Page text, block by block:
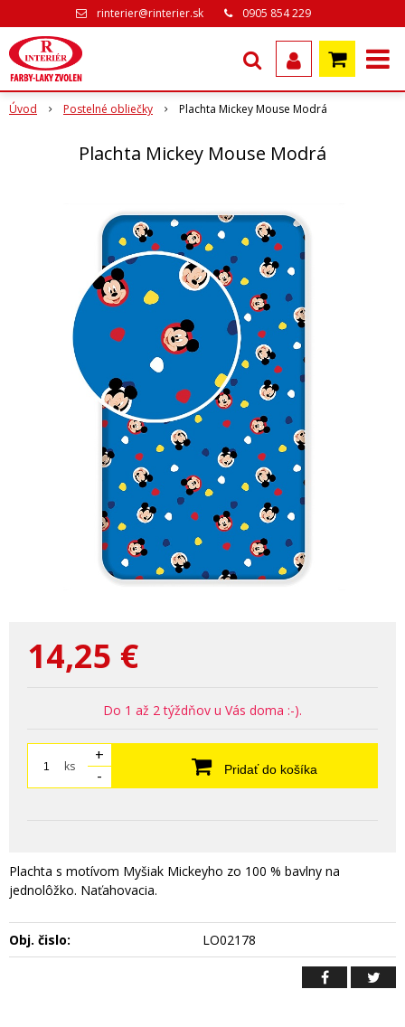
rinterier@rinterier.sk 0905 854 229
Úvod Postelné obliečky Plachta Mickey Mouse Modrá
Plachta Mickey Mouse Modrá
14,25 €
Do 1 až 2 týždňov u Vás doma :-).
ks
+
-
Pridať do košíka
Plachta s motívom Myšiak Mickeyho zo 100 % bavlny na
jednolôžko. Naťahovacia.
Obj. čislo: LO02178